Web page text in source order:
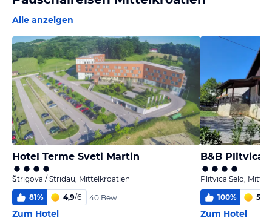
Alle anzeigen
Hotel Terme Sveti Martin
Štrigova / Stridau, Mittelkroatien
81% 4,9/6 40 Bew.
Zum Hotel
B&B Plitvica
Plitvica Selo,
100% 5
Zum Hotel